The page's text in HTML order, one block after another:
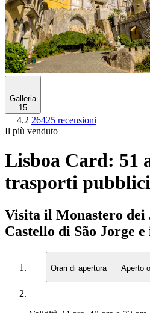
Galleria
15
4.2 26425 recensioni
Il più venduto
Lisboa Card: 51
trasporti pubblici
Visita il Monastero dei
Castello di São Jorge
Orari di apertura Aperto